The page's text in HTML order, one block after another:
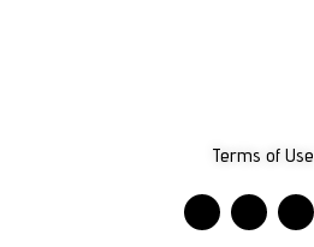
Terms of Use